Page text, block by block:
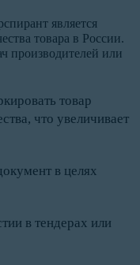
является
товара в России.
производителей или
товар
что увеличивает
в целях
в тендерах или